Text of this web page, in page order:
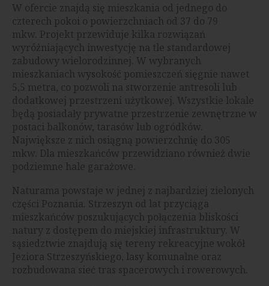
W ofercie znajdą się mieszkania od jednego do
czterech pokoi o powierzchniach od 37 do 79
mkw. Projekt przewiduje kilka rozwiązań
wyróżniających inwestycję na tle standardowej
zabudowy wielorodzinnej. W wybranych
mieszkaniach wysokość pomieszczeń sięgnie nawet
5,5 metra, co pozwoli na stworzenie antresoli lub
dodatkowej przestrzeni użytkowej. Wszystkie lokale
będą posiadały prywatne przestrzenie zewnętrzne w
postaci balkonów, tarasów lub ogródków.
Największe z nich osiągną powierzchnię do 305
mkw. Dla mieszkańców przewidziano również dwie
podziemne hale garażowe.
Naturama powstaje w jednej z najbardziej zielonych
części Poznania. Strzeszyn od lat przyciąga
mieszkańców poszukujących połączenia bliskości
natury z dostępem do miejskiej infrastruktury. W
sąsiedztwie znajdują się tereny rekreacyjne wokół
Jeziora Strzeszyńskiego, lasy komunalne oraz
rozbudowana sieć tras spacerowych i rowerowych.